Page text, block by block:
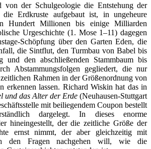
der Schulgeologie die Entstehung der
die Erdkruste aufgebaut ist, in ungeheure
Hundert Millionen bis einige Milliarden
Urgeschichte (1. Mose 1–11) dagegen
Schöpfung über den Garten Eden, die
die Sintflut, den Turmbau von Babel bis
und den abschließenden Stammbaum bis
Abstammungsfolgen gegliedert, die nur
Rahmen in der Größenordnung von
erkennen lassen. Richard Wiskin hat das in
und das Alter der Erde (Neuhausen-Stuttgart
mit beiliegendem Coupon bestellt
dargelegt. In dieses enorme
hineingestellt, der die zeitliche Größe der
ernst nimmt, der aber gleichzeitig mit
den Fragen nachgehen will, wie die